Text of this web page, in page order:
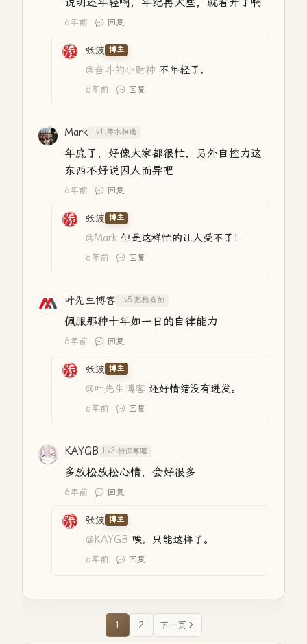
6年前 回复
张波 博主
@奋斗的小财神 不年轻了，
6年前 回复
Mark Lv1.萍水相逢
年底了，好像大家都很忙，另外自控力这
东西不好说因人而异吧
6年前 回复
张波 博主
@Mark 但是这样忙的让人受不了！
6年前 回复
叶先生博客 Lv5.熟稔有加
佩服那种十年如一日的自律能力
6年前 回复
张波 博主
@叶先生博客 还好情绪没有迸发。
6年前 回复
KAYGB Lv2.初识寒暄
多放松放松心情，会好很多
6年前 回复
张波 博主
@KAYGB 唉，只能这样了。
6年前 回复
1 2 下一页